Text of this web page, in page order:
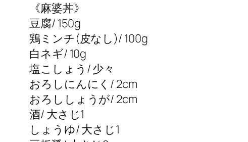
《麻婆丼》
豆腐/ 150g
鶏ミンチ(皮なし)/ 100g
白ネギ/ 10g
塩こしょう/ 少々
おろしにんにく/ 2cm
おろししょうが/ 2cm
酒/ 大さじ1
しょうゆ/ 大さじ1